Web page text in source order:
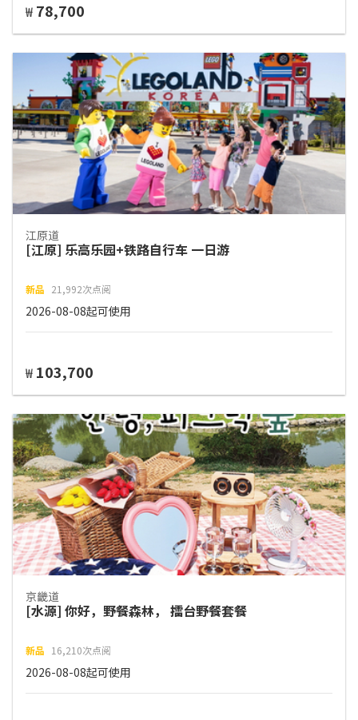
₩ 78,700
江原道
[江原] 乐高乐园+铁路自行车 一日游
新品 21,992次点阅
2026-08-08起可使用
₩ 103,700
京畿道
[水源] 你好，野餐森林， 擂台野餐套餐
新品 16,210次点阅
2026-08-08起可使用